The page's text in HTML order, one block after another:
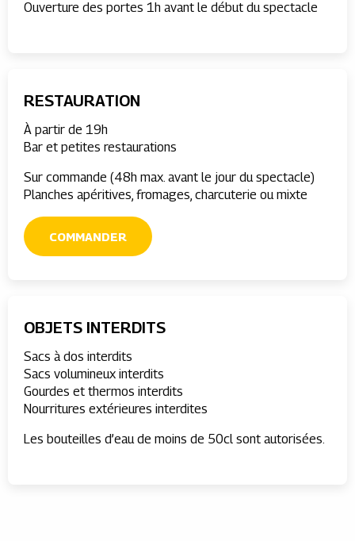
Ouverture des portes 1h avant le début du spectacle
RESTAURATION
À partir de 19h
Bar et petites restaurations
Sur commande (48h max. avant le jour du spectacle)
Planches apéritives, fromages, charcuterie ou mixte
COMMANDER
OBJETS INTERDITS
Sacs à dos interdits
Sacs volumineux interdits
Gourdes et thermos interdits
Nourritures extérieures interdites
Les bouteilles d’eau de moins de 50cl sont autorisées.